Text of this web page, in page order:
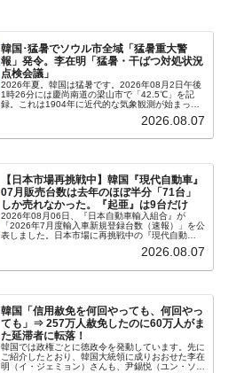
韓国･猛暑でソウル市全域「猛暑重大警
報」発令。李在明「猛暑・干ばつ対処状況
点検会議」
2026年夏。韓国は猛暑です。2026年08月2日午後
1時26分には慶尚南道の梁山市で「42.5℃」を記
録。これは1904年に近代的な気象観測が始まって
ウル市全域への「猛暑重大警報」が発令され...
2026.08.07
【日本市場再挑戦中】韓国『現代自動車』
07月販売台数は去年のほぼ半分「71台」
しか売れなかった。『起亜』は9台だけ
2026年08月06日、『日本自動車輸入組合』が
「2026年7月度輸入車新規登録台数（速報）」を公
表しました。日本市場に再挑戦中の『現代自動
台数はこの中に捉えられているはずです。先月から
2026.08.07
韓国「信用赦免を何回やっても、何回やっ
ても」⇒ 257万人赦免したのに60万人がま
た延滞者に転落！
韓国では政権ごとに徳政令を発動しています。先に
ご紹介したとおり、韓国大統領に成りおおせた李在
明（イ・ジェミョン）さんも、尹錫悦（ユン・ソギ